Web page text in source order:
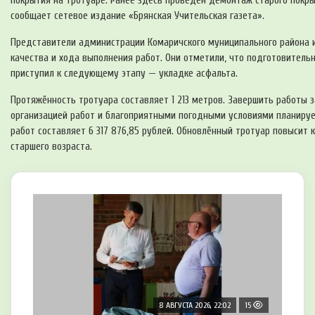
сообщает сетевое издание «Брянская Учительская газета».
Представители администрации Комаричского муниципального
качества и хода выполнения работ. Они отметили, что
приступил к следующему этапу — укладке асфальта.
Протяжённость тротуара составляет 1 213 метров. Завершить работы
организацией работ и благоприятными погодными условиями
работ составляет 6 317 876,85 рублей. Обновлённый тротуар
старшего возраста.
8 АВГУСТА 2026, 22:02 15